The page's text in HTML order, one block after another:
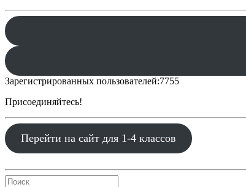
Зарегистрированных пользователей:7755
Присоединяйтесь!
Перейти на сайт для 1-4 классов